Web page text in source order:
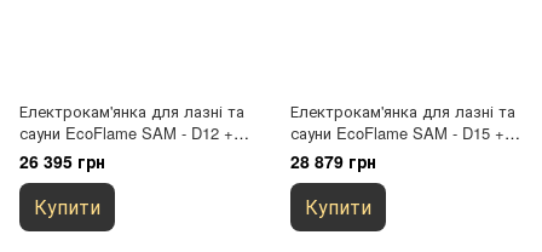
Електрокам'янка для лазні та
сауни EcoFlame SAM - D12 +
пульт CON6 (12 кВт, до 18 м3,
з виносним пультом)
26 395 грн
Купити
Електрокам'янка для лазні та
сауни EcoFlame SAM - D15 +
пульт CON6 ( 15 кВт, до 24м3,
з виносним пультом)
28 879 грн
Купити